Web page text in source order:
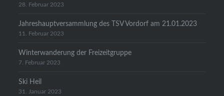
28. Februar 2023
Jahreshauptversammlung des TSV Vordorf am 21.01.2023
11. Februar 2023
Winterwanderung der Freizeitgruppe
7. Februar 2023
Ski Heil
31. Januar 2023